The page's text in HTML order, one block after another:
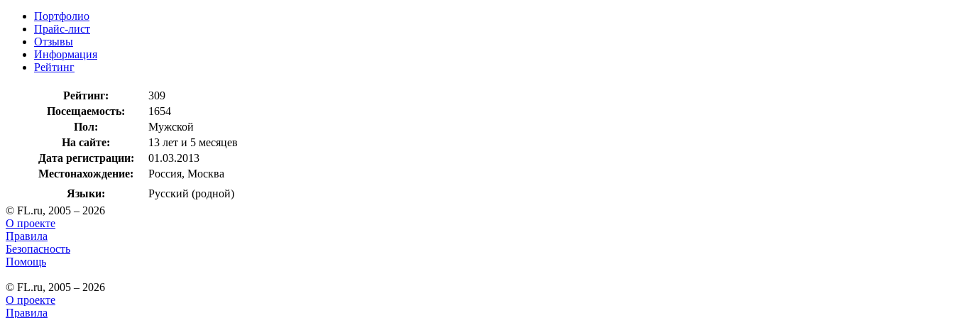
Портфолио
Прайс-лист
Отзывы
Информация
Рейтинг
Рейтинг:
309
Посещаемость:
1654
Пол:
Мужской
На сайте:
13 лет и 5 месяцев
Дата регистрации:
01.03.2013
Местонахождение:
Россия, Москва
Языки:
Русский (родной)
© FL.ru, 2005 – 2026
О проекте
Правила
Безопасность
Помощь
© FL.ru, 2005 – 2026
О проекте
Правила